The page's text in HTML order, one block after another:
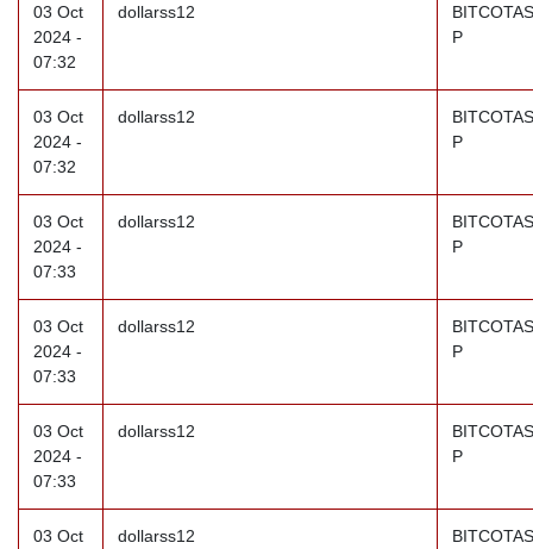
03 Oct
2024 -
07:32
dollarss12
P
03 Oct
2024 -
07:32
dollarss12
P
03 Oct
2024 -
07:33
dollarss12
P
03 Oct
2024 -
07:33
dollarss12
P
03 Oct
2024 -
07:33
dollarss12
P
03 Oct
dollarss12